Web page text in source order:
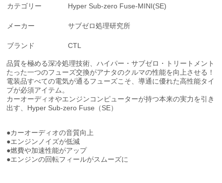
カテゴリー Hyper Sub-zero Fuse-MINI(SE)
メーカー サブゼロ処理研究所
ブランド CTL
品質を極める深冷処理技術、ハイパー・サブゼロ・トリートメント
たった一つのフューズ交換がアナタのクルマの性能を向上させる！
電装品すべての電気が通るフューズこそ、導通に優れた高性能タイ
プが必須アイテム。
カーオーディオやエンジンコンピューターが持つ本来の実力を引き
出す、Hyper Sub-zero Fuse（SE）
●カーオーディオの音質向上
●エンジンノイズが低減
●燃費や加速性能がアップ
●エンジンの回転フィールがスムーズに